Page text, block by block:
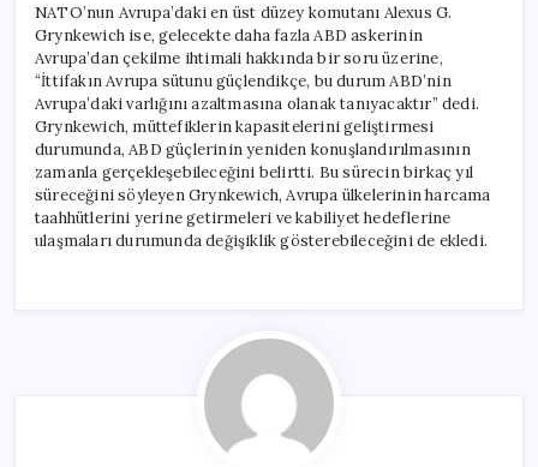
NATO’nun Avrupa’daki en üst düzey komutanı Alexus G.
Grynkewich ise, gelecekte daha fazla ABD askerinin
Avrupa’dan çekilme ihtimali hakkında bir soru üzerine,
“İttifakın Avrupa sütunu güçlendikçe, bu durum ABD’nin
Avrupa’daki varlığını azaltmasına olanak tanıyacaktır” dedi.
Grynkewich, müttefiklerin kapasitelerini geliştirmesi
durumunda, ABD güçlerinin yeniden konuşlandırılmasının
zamanla gerçekleşebileceğini belirtti. Bu sürecin birkaç yıl
süreceğini söyleyen Grynkewich, Avrupa ülkelerinin harcama
taahhütlerini yerine getirmeleri ve kabiliyet hedeflerine
ulaşmaları durumunda değişiklik gösterebileceğini de ekledi.